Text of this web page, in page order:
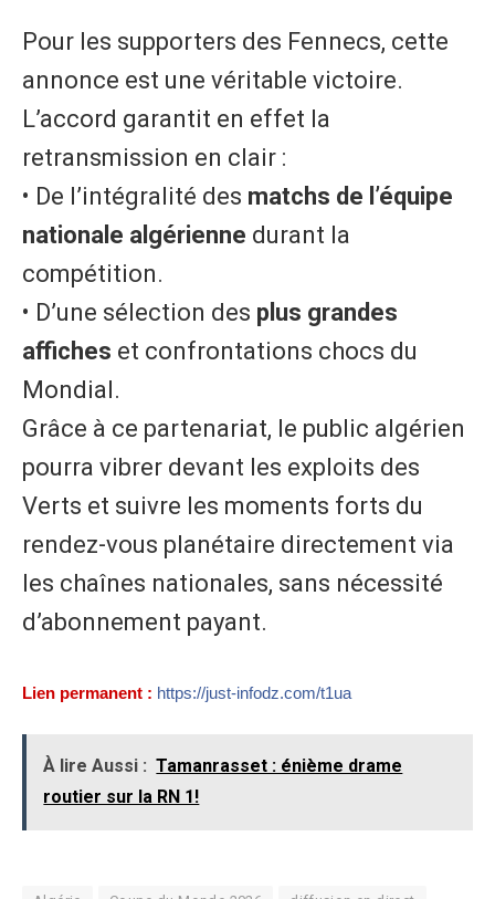
Pour les supporters des Fennecs, cette
annonce est une véritable victoire.
L’accord garantit en effet la
retransmission en clair :
• ​De l’intégralité des matchs de l’équipe
nationale algérienne durant la
compétition.
• ​D’une sélection des plus grandes
affiches et confrontations chocs du
Mondial.
​Grâce à ce partenariat, le public algérien
pourra vibrer devant les exploits des
Verts et suivre les moments forts du
rendez-vous planétaire directement via
les chaînes nationales, sans nécessité
d’abonnement payant.
Lien permanent : https://just-infodz.com/t1ua
À lire Aussi : Tamanrasset : énième drame
routier sur la RN 1!